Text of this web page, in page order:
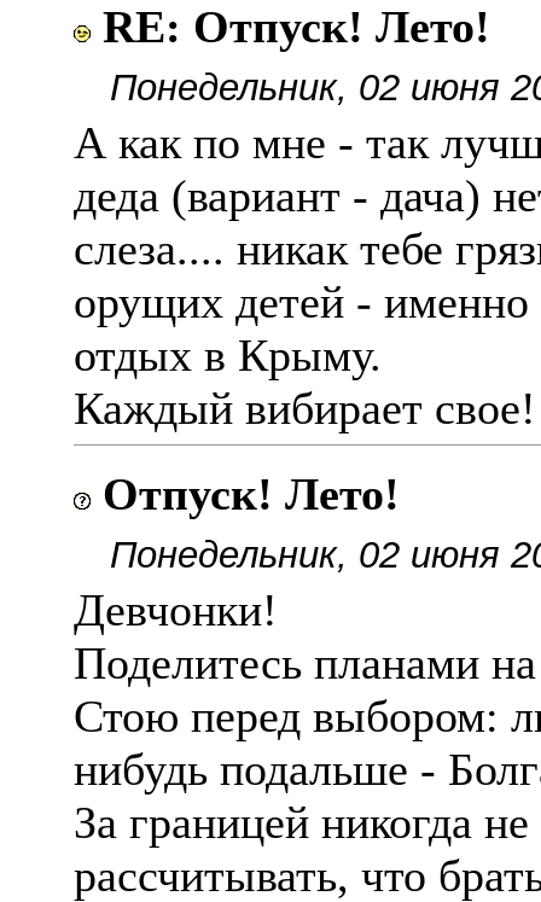
RE: Отпуск! Лето!
Понедельник, 02 июня
А как по мне - так
деда (вариант - дача)
слеза.... никак тебе
орущих детей - именно
отдых в Крыму.
Каждый вибирает свое!
Отпуск! Лето!
Понедельник, 02 июня
Девчонки!
Поделитесь планами
Стою перед выбором:
нибудь подальше -
За границей никогда
рассчитывать, что